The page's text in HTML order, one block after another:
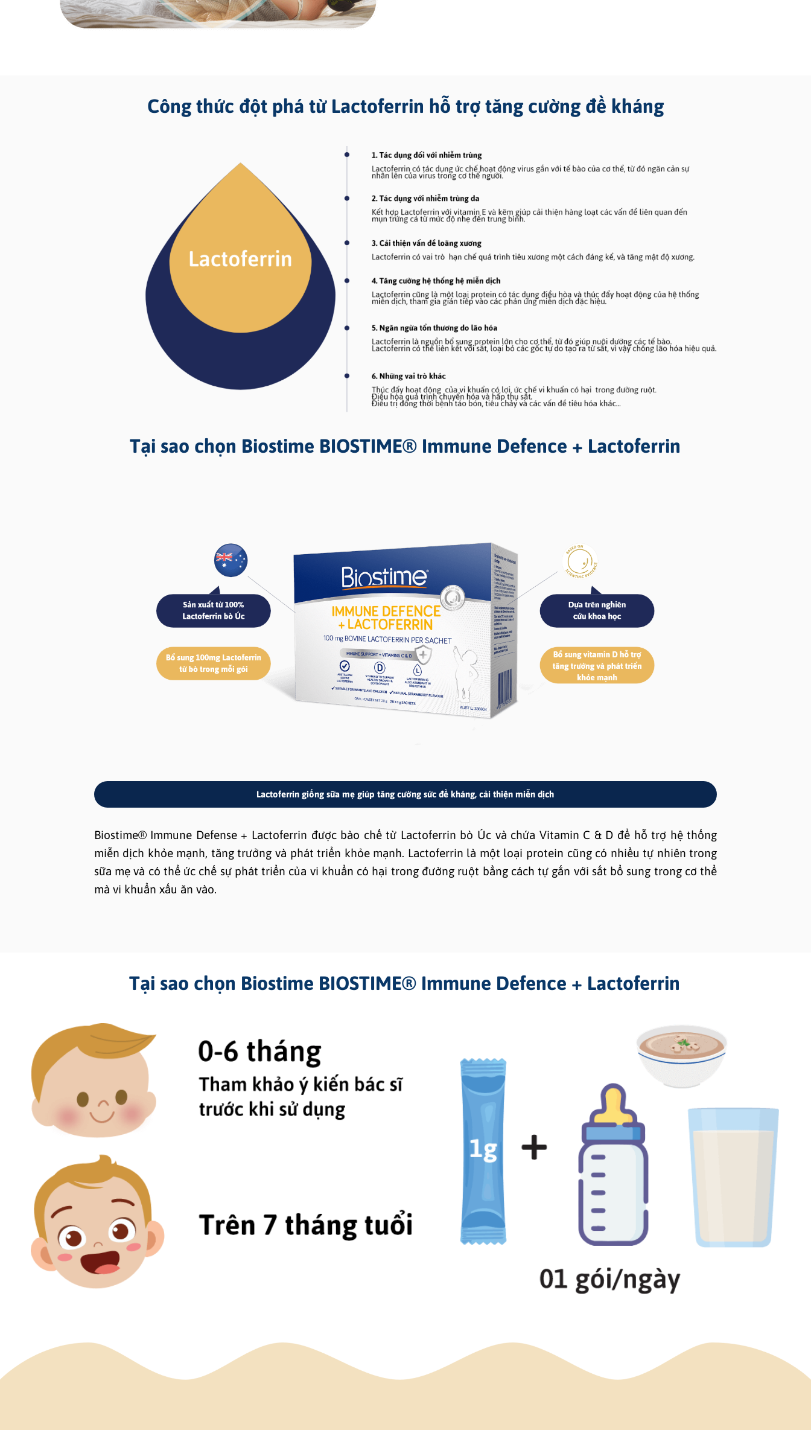
Công thức đột phá từ Lactoferrin hỗ trợ tăng cường đề kháng
Tại sao chọn Biostime BIOSTIME® Immune Defence + Lactoferrin
Lactoferrin giống sữa mẹ giúp tăng cường sức đề kháng, cải thiện miễn dịch
Biostime® Immune Defense + Lactoferrin được bào chế từ Lactoferrin bò Úc và chứa Vitamin C & D để hỗ trợ hệ thống
miễn dịch khỏe mạnh, tăng trưởng và phát triển khỏe mạnh. Lactoferrin là một loại protein cũng có nhiều tự nhiên trong
sữa mẹ và có thể ức chế sự phát triển của vi khuẩn có hại trong đường ruột bằng cách tự gắn với sắt bổ sung trong cơ thể
mà vi khuẩn xấu ăn vào.
Tại sao chọn Biostime BIOSTIME® Immune Defence + Lactoferrin